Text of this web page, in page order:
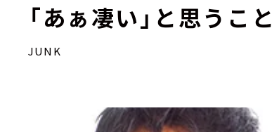
「あぁ凄い」と思うこと
JUNK